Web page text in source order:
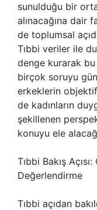
sunulduğu bir
alınacağına dair
de toplumsal
Tıbbi veriler ile
denge kurarak
birçok soruyu
erkeklerin objektif,
de kadınların
şekillenen
konuyu ele
Tıbbi Bakış
Değerlendirme
Tıbbi açıdan